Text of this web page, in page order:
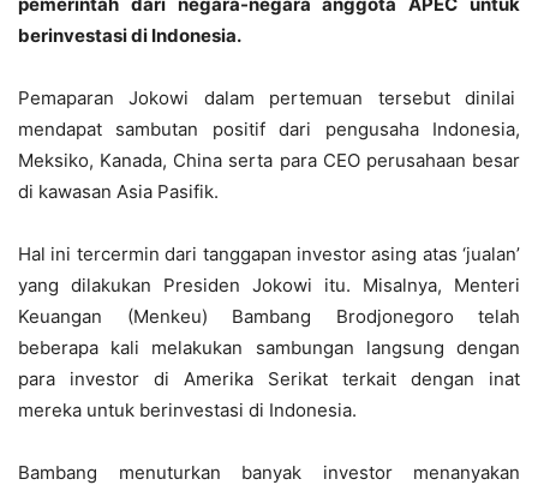
berinvestasi di Indonesia.
Pemaparan Jokowi dalam pertemuan tersebut dinilai
mendapat sambutan positif dari pengusaha Indonesia,
Meksiko, Kanada, China serta para CEO perusahaan besar
di kawasan Asia Pasifik.
Hal ini tercermin dari tanggapan investor asing atas ‘jualan’
yang dilakukan Presiden Jokowi itu. Misalnya, Menteri
Keuangan (Menkeu) Bambang Brodjonegoro telah
beberapa kali melakukan sambungan langsung dengan
para investor di Amerika Serikat terkait dengan inat
mereka untuk berinvestasi di Indonesia.
Bambang menuturkan banyak investor menanyakan